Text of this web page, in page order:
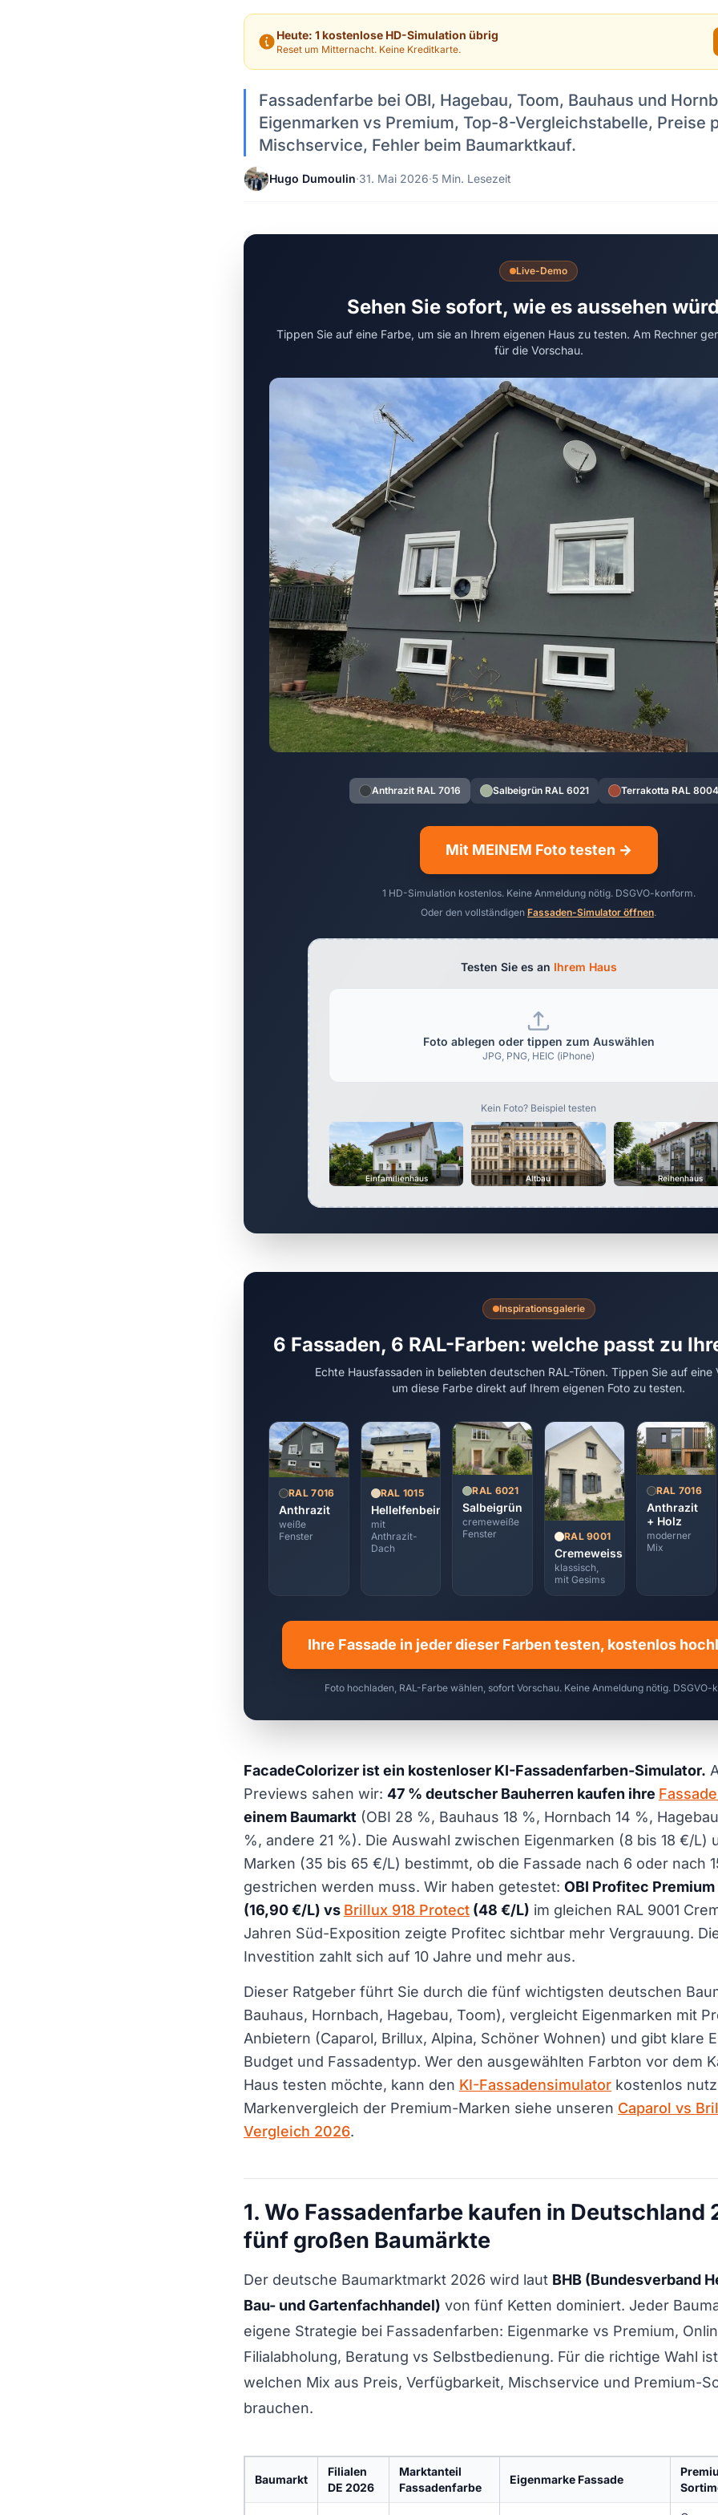
Heute: 1 kostenlose HD-Simulation übrig
Reset um Mitternacht. Keine Kreditkarte.
Fassadenfarbe bei OBI, Hagebau, Toom, Bauhaus und
Eigenmarken vs Premium, Top-8-Vergleichstabelle, Preise
Mischservice, Fehler beim Baumarktkauf.
Hugo Dumoulin·31. Mai 2026·5 Min. Lesezeit
Live-Demo
Sehen Sie sofort, wie es aussehen
Tippen Sie auf eine Farbe, um sie an Ihrem eigenen Haus zu testen. Am Rechner
für die Vorschau.
Anthrazit RAL 7016 Salbeigrün RAL 6021 Terrakotta RAL 8004
Mit MEINEM Foto testen →
1 HD-Simulation kostenlos. Keine Anmeldung nötig. DSGVO-konform.
Oder den vollständigen Fassaden-Simulator öffnen.
Testen Sie es an Ihrem Haus
Foto ablegen oder tippen zum Auswählen
JPG, PNG, HEIC (iPhone)
Kein Foto? Beispiel testen
Einfamilienhaus Altbau Reihenhaus
Inspirationsgalerie
6 Fassaden, 6 RAL-Farben: welche passt zu
Echte Hausfassaden in beliebten deutschen RAL-Tönen. Tippen Sie auf eine
um diese Farbe direkt auf Ihrem eigenen Foto zu testen.
RAL 7016
Anthrazit
weiße
Fenster
RAL 1015
Hellelfenbein
mit
Anthrazit-
Dach
RAL 6021
Salbeigrün
cremeweiße
Fenster
RAL 9001
Cremeweiss
klassisch,
mit Gesims
RAL 7016
Anthrazit
+ Holz
moderner
Mix
Ihre Fassade in jeder dieser Farben testen, kostenlos
Foto hochladen, RAL-Farbe wählen, sofort Vorschau. Keine Anmeldung nötig. DSGVO-
FacadeColorizer ist ein kostenloser KI-Fassadenfarben-Simulator.
Previews sahen wir: 47 % deutscher Bauherren kaufen ihre
einem Baumarkt (OBI 28 %, Bauhaus 18 %, Hornbach 14 %,
%, andere 21 %). Die Auswahl zwischen Eigenmarken (8 bis 18 €/L)
Marken (35 bis 65 €/L) bestimmt, ob die Fassade nach 6 oder nach
gestrichen werden muss. Wir haben getestet: OBI Profitec
(16,90 €/L) vs Brillux 918 Protect (48 €/L) im gleichen RAL 9001
Jahren Süd-Exposition zeigte Profitec sichtbar mehr Vergrauung.
Investition zahlt sich auf 10 Jahre und mehr aus.
Dieser Ratgeber führt Sie durch die fünf wichtigsten deutschen
Bauhaus, Hornbach, Hagebau, Toom), vergleicht Eigenmarken mit
Anbietern (Caparol, Brillux, Alpina, Schöner Wohnen) und gibt klare
Budget und Fassadentyp. Wer den ausgewählten Farbton vor dem
Haus testen möchte, kann den KI-Fassadensimulator kostenlos
Markenvergleich der Premium-Marken siehe unseren Caparol vs
Vergleich 2026.
1. Wo Fassadenfarbe kaufen in Deutschland
fünf großen Baumärkte
Der deutsche Baumarktmarkt 2026 wird laut BHB (Bundesverband
Bau- und Gartenfachhandel) von fünf Ketten dominiert. Jeder
eigene Strategie bei Fassadenfarben: Eigenmarke vs Premium,
Filialabholung, Beratung vs Selbstbedienung. Für die richtige Wahl
welchen Mix aus Preis, Verfügbarkeit, Mischservice und Premium-
brauchen.
Baumarkt
Filialen
DE 2026
Marktanteil
Fassadenfarbe
Eigenmarke Fassade